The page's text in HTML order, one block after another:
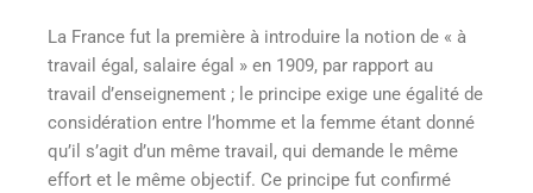
La France fut la première à introduire la notion de « à
travail égal, salaire égal » en 1909, par rapport au
travail d’enseignement ; le principe exige une égalité de
considération entre l’homme et la femme étant donné
qu’il s’agit d’un même travail, qui demande le même
effort et le même objectif. Ce principe fut confirmé